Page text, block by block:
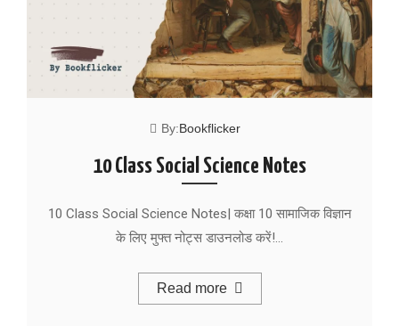
By:Bookflicker
10 Class Social Science Notes
10 Class Social Science Notes| कक्षा 10 सामाजिक विज्ञान
के लिए मुफ्त नोट्स डाउनलोड करें!…
Read more